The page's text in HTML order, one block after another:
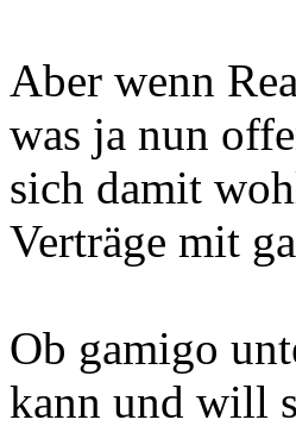
Aber wenn
was ja nun
sich damit
Verträge mit
Ob gamigo
kann und will